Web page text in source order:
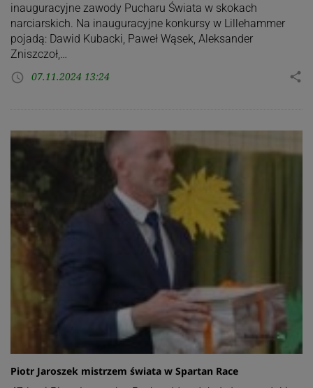
inauguracyjne zawody Pucharu Świata w skokach
narciarskich. Na inauguracyjne konkursy w Lillehammer
pojadą: Dawid Kubacki, Paweł Wąsek, Aleksander
Zniszczoł,…
access_time 07.11.2024 13:24 share
Piotr Jaroszek mistrzem świata w Spartan Race